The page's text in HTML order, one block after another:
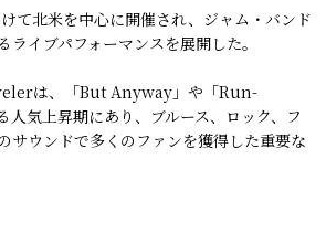
て北米を中心に開催され、ジャム・バンド
ライブパフォーマンスを展開した。
は、「But Anyway」や「Run-
気上昇期にあり、ブルース、ロック、フ
サウンドで多くのファンを獲得した重要な